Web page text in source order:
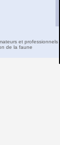
et professionnels
de la faune